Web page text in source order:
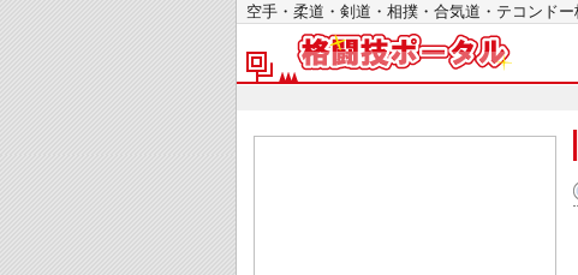
空手・柔道・剣道・相撲・合気道・テコン